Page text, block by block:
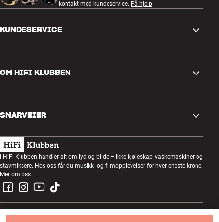
kontakt med kundeservice. Få hjelp
KUNDESERVICE
Retur og reklamasjon
Angre på bestilling
Handelsbetingelser
Personvernpolicy
OM HIFI KLUBBEN
Kundeklubb
Lyttekveld
Konkurranser
Jobb i HiFi Klubben
SNARVEIER
Gavekort
Bygg med lyd
Montering og installasjon
Retur av el-avfall
I HiFi Klubben handler alt om lyd og bilde – ikke kjøleskap, vaskemaskiner og
stavmiksere. Hos oss får du musikk- og filmopplevelser for hver eneste krone.
Mer om oss